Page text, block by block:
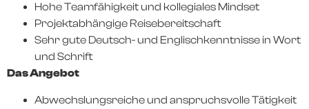
Hohe Teamfähigkeit und kollegiales Mindset
Projektabhängige Reisebereitschaft
Sehr gute Deutsch- und Englischkenntnisse in Wort
und Schrift
Das Angebot
Abwechslungsreiche und anspruchsvolle Tätigkeit